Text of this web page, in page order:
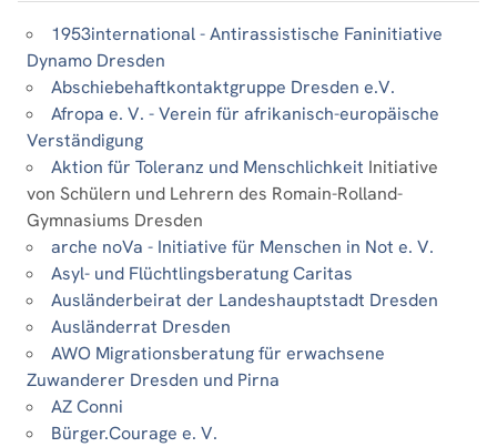
1953international - Antirassistische Faninitiative
Dynamo Dresden
Abschiebehaftkontaktgruppe Dresden e.V.
Afropa e. V. - Verein für afrikanisch-europäische
Verständigung
Aktion für Toleranz und Menschlichkeit Initiative
von Schülern und Lehrern des Romain-Rolland-
Gymnasiums Dresden
arche noVa - Initiative für Menschen in Not e. V.
Asyl- und Flüchtlingsberatung Caritas
Ausländerbeirat der Landeshauptstadt Dresden
Ausländerrat Dresden
AWO Migrationsberatung für erwachsene
Zuwanderer Dresden und Pirna
AZ Conni
Bürger.Courage e. V.